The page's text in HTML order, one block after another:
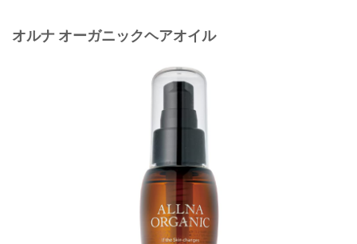
オルナ オーガニックヘアオイル